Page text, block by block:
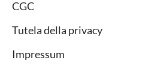
CGC
Tutela della privacy
Impressum